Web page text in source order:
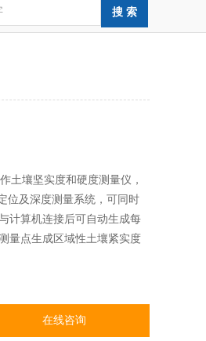
土壤坚实度和硬度测量仪，
位及深度测量系统，可同时
计算机连接后可自动生成每
量点生成区域性土壤紧实度
在线咨询